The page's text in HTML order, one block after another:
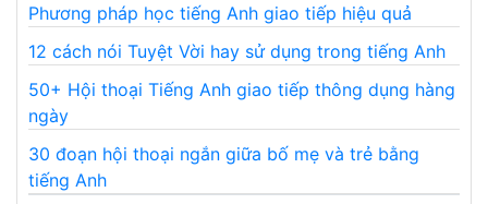
Phương pháp học tiếng Anh giao tiếp hiệu quả
12 cách nói Tuyệt Vời hay sử dụng trong tiếng Anh
50+ Hội thoại Tiếng Anh giao tiếp thông dụng hàng
ngày
30 đoạn hội thoại ngắn giữa bố mẹ và trẻ bằng
tiếng Anh